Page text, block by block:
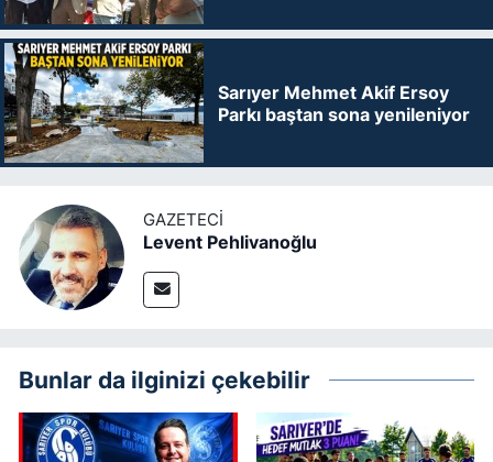
Sarıyer Mehmet Akif Ersoy
Parkı baştan sona yenileniyor
GAZETECI
Levent Pehlivanoğlu
Bunlar da ilginizi çekebilir